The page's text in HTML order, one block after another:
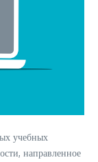
учебных
направленное